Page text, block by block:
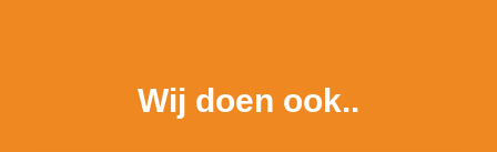
Wij doen ook..